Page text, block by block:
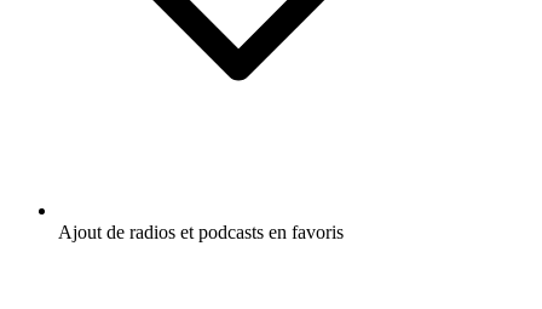
Ajout de radios et podcasts en favoris